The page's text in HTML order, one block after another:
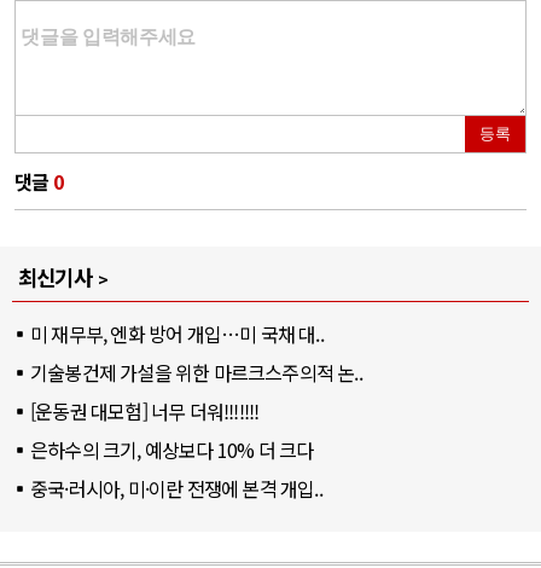
등록
댓글 0
최신기사
미 재무부, 엔화 방어 개입…미 국채 대..
기술봉건제 가설을 위한 마르크스주의적 논..
[운동권 대모험] 너무 더워!!!!!!!
은하수의 크기, 예상보다 10% 더 크다
중국·러시아, 미·이란 전쟁에 본격 개입..